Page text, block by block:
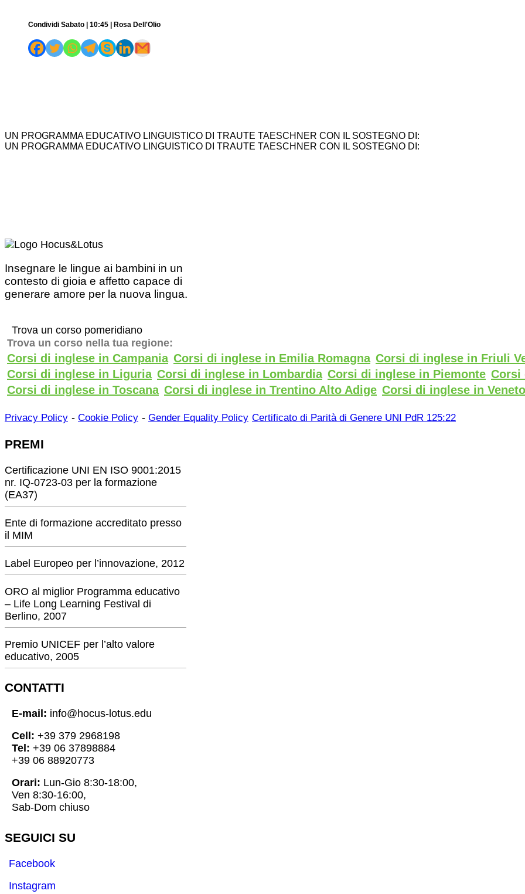
Condividi Sabato | 10:45 | Rosa Dell'Olio
UN PROGRAMMA EDUCATIVO LINGUISTICO DI TRAUTE TAESCHNER CON IL SOSTEGNO DI:
UN PROGRAMMA EDUCATIVO LINGUISTICO DI TRAUTE TAESCHNER CON IL SOSTEGNO DI:
Insegnare le lingue ai bambini in un
contesto di gioia e affetto capace di
generare amore per la nuova lingua.
Trova un corso pomeridiano
Trova un corso nella tua regione:
Corsi di inglese in Campania Corsi di inglese in Emilia Romagna Corsi di inglese in Friuli
Corsi di inglese in Liguria Corsi di inglese in Lombardia Corsi di inglese in Piemonte Corsi
Corsi di inglese in Toscana Corsi di inglese in Trentino Alto Adige Corsi di inglese in Veneto
Privacy Policy - Cookie Policy - Gender Equality Policy Certificato di Parità di Genere UNI PdR 125:22
PREMI
Certificazione UNI EN ISO 9001:2015
nr. IQ-0723-03 per la formazione
(EA37)
Ente di formazione accreditato presso
il MIM
Label Europeo per l’innovazione, 2012
ORO al miglior Programma educativo
– Life Long Learning Festival di
Berlino, 2007
Premio UNICEF per l’alto valore
educativo, 2005
CONTATTI
E-mail: info@hocus-lotus.edu
Cell: +39 379 2968198
Tel: +39 06 37898884
+39 06 88920773
Orari: Lun-Gio 8:30-18:00,
Ven 8:30-16:00,
Sab-Dom chiuso
SEGUICI SU
Facebook
Instagram